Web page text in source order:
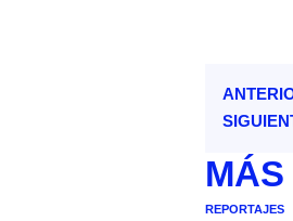
MÁS
REPORTAJES